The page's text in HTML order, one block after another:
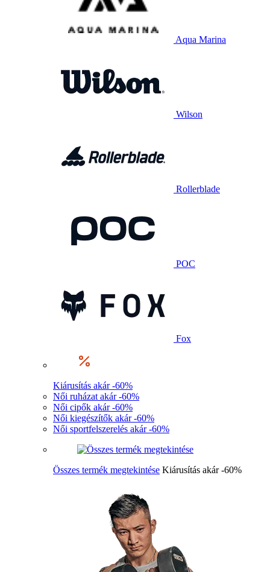
Aqua Marina
Wilson
Rollerblade
POC
Fox
Kiárusítás akár -60%
Női ruházat akár -60%
Női cipők akár -60%
Női kiegészítők akár -60%
Női sportfelszerelés akár -60%
Összes termék megtekintése Kiárusítás akár -60%